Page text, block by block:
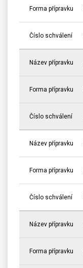
Forma přípravku
Číslo schválení
Název přípravku
Forma přípravku
Číslo schválení
Název přípravku
Forma přípravku
Číslo schválení
Název přípravku
Forma přípravku